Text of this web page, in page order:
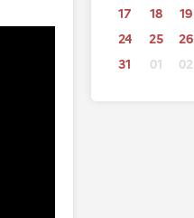
17
18 19
24
25 26
31
01 02